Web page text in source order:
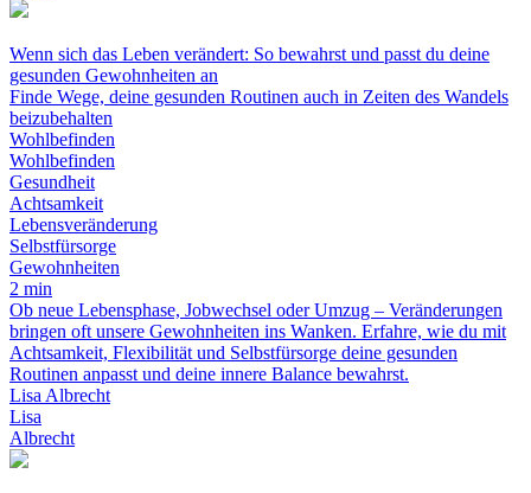
Wenn sich das Leben verändert: So bewahrst und passt du deine
gesunden Gewohnheiten an
Finde Wege, deine gesunden Routinen auch in Zeiten des Wandels
beizubehalten
Wohlbefinden
Wohlbefinden
Gesundheit
Achtsamkeit
Lebensveränderung
Selbstfürsorge
Gewohnheiten
2 min
Ob neue Lebensphase, Jobwechsel oder Umzug – Veränderungen
bringen oft unsere Gewohnheiten ins Wanken. Erfahre, wie du mit
Achtsamkeit, Flexibilität und Selbstfürsorge deine gesunden
Routinen anpasst und deine innere Balance bewahrst.
Lisa Albrecht
Lisa
Albrecht